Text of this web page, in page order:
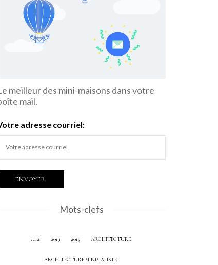
meilleur des mini-maisons dans votre
mail.
adresse courriel:
Mots-clefs
2012 2013 2015 ARCHITECTURE
ARCHITECTURE MINIMALISTE